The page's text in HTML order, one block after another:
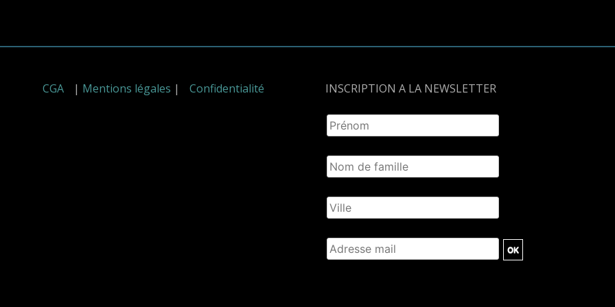
CGA | Mentions légales | Confidentialité INSCRIPTION A LA NEWSLETTER